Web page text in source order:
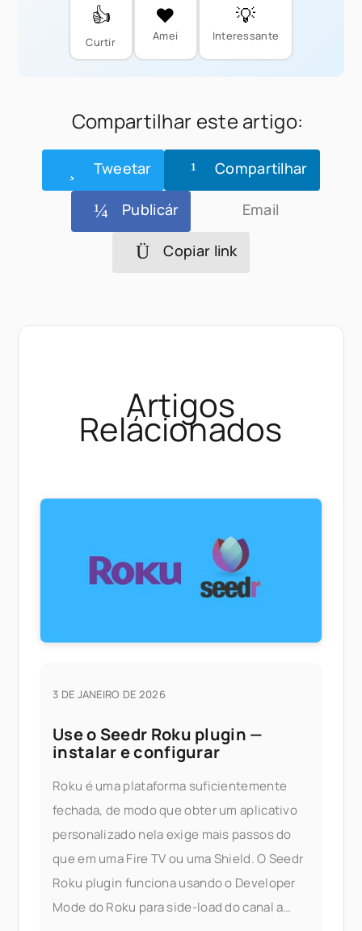
👍
Curtir
❤️
Amei
💡
Interessante
Compartilhar este artigo:
Tweetar Compartilhar
Publicár Email
Copiar link
Artigos
Relácionados
3 DE JANEIRO DE 2026
Use o Seedr Roku plugin —
instalar e configurar
Roku é uma plataforma suficientemente
fechada, de modo que obter um aplicativo
personalizado nela exige mais passos do
que em uma Fire TV ou uma Shield. O Seedr
Roku plugin funciona usando o Developer
Mode do Roku para side-load do canal a